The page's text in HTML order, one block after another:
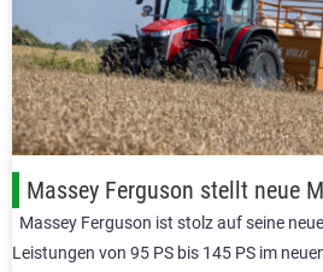
Massey Ferguson stellt neue
Massey Ferguson ist stolz auf seine
Leistungen von 95 PS bis 145 PS im